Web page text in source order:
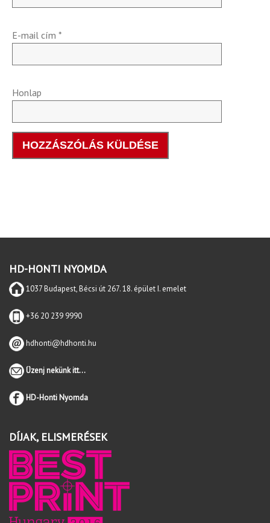
E-mail cím *
Honlap
HD-HONTI NYOMDA
1037 Budapest, Bécsi út 267. 18. épület I. emelet
+36 20 239 9990
hdhonti@hdhonti.hu
Üzenj nekünk itt...
HD-Honti Nyomda
DÍJAK, ELISMERÉSEK